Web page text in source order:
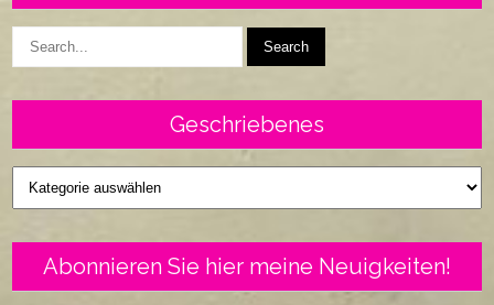
Geschriebenes
Geschriebenes
Abonnieren Sie hier meine Neuigkeiten!